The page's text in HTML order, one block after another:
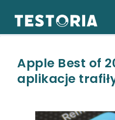
Apple Best of
aplikacje